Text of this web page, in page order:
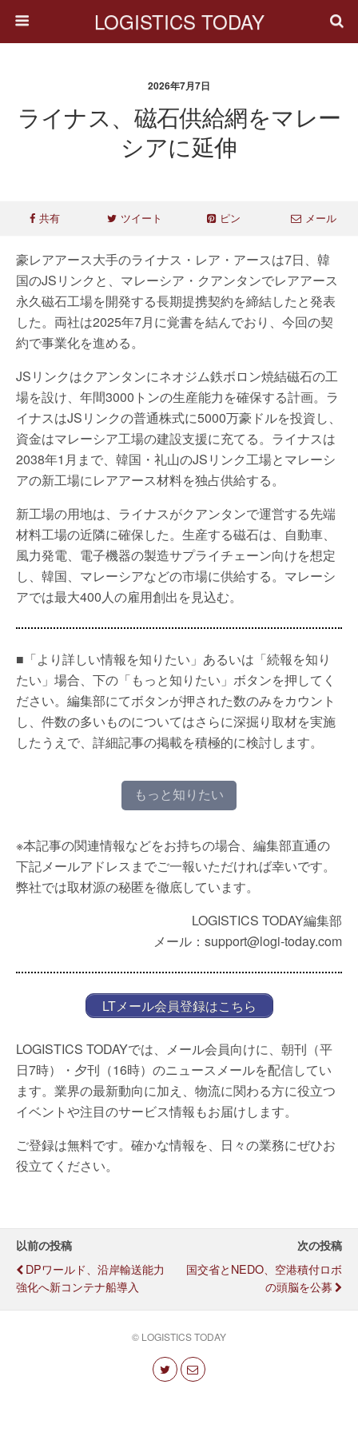
LOGISTICS TODAY
2026年7月7日
ライナス、磁石供給網をマレー
シアに延伸
共有 ツイート ピン メール
豪レアアース大手のライナス・レア・アースは7日、韓
国のJSリンクと、マレーシア・クアンタンでレアアース
永久磁石工場を開発する長期提携契約を締結したと発表
した。両社は2025年7月に覚書を結んでおり、今回の契
約で事業化を進める。
JSリンクはクアンタンにネオジム鉄ボロン焼結磁石の工
場を設け、年間3000トンの生産能力を確保する計画。ラ
イナスはJSリンクの普通株式に5000万豪ドルを投資し、
資金はマレーシア工場の建設支援に充てる。ライナスは
2038年1月まで、韓国・礼山のJSリンク工場とマレーシ
アの新工場にレアアース材料を独占供給する。
新工場の用地は、ライナスがクアンタンで運営する先端
材料工場の近隣に確保した。生産する磁石は、自動車、
風力発電、電子機器の製造サプライチェーン向けを想定
し、韓国、マレーシアなどの市場に供給する。マレーシ
アでは最大400人の雇用創出を見込む。
■「より詳しい情報を知りたい」あるいは「続報を知り
たい」場合、下の「もっと知りたい」ボタンを押してく
ださい。編集部にてボタンが押された数のみをカウント
し、件数の多いものについてはさらに深掘り取材を実施
したうえで、詳細記事の掲載を積極的に検討します。
もっと知りたい
※本記事の関連情報などをお持ちの場合、編集部直通の
下記メールアドレスまでご一報いただければ幸いです。
弊社では取材源の秘匿を徹底しています。
LOGISTICS TODAY編集部
メール：support@logi-today.com
LTメール会員登録はこちら
LOGISTICS TODAYでは、メール会員向けに、朝刊（平
日7時）・夕刊（16時）のニュースメールを配信してい
ます。業界の最新動向に加え、物流に関わる方に役立つ
イベントや注目のサービス情報もお届けします。
ご登録は無料です。確かな情報を、日々の業務にぜひお
役立てください。
以前の投稿
DPワールド、沿岸輸送能力
強化へ新コンテナ船導入
次の投稿
国交省とNEDO、空港積付ロボ
の頭脳を公募
© LOGISTICS TODAY